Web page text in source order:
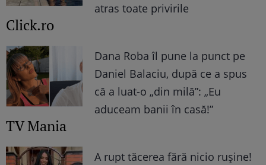
atras toate privirile
Click.ro
Dana Roba îl pune la punct pe
Daniel Balaciu, după ce a spus
că a luat-o „din milă”: „Eu
aduceam banii în casă!”
TV Mania
A rupt tăcerea fără nicio rușine!